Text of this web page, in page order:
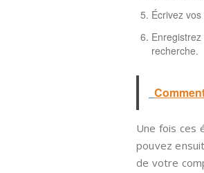
Écrivez
recherche.
Une fois ces
pouvez
de votre